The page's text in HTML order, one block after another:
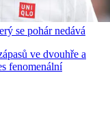
se pohár nedává
ve dvouhře a
fenomenální